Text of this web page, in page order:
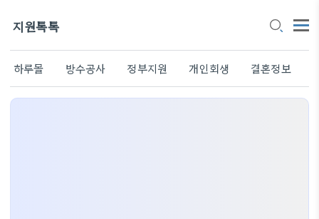
지원톡톡
하루몰 방수공사 정부지원 개인회생 결혼정보